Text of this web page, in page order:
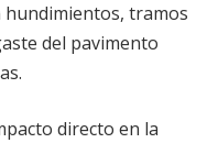
hundimientos, tramos
del pavimento
directo en la